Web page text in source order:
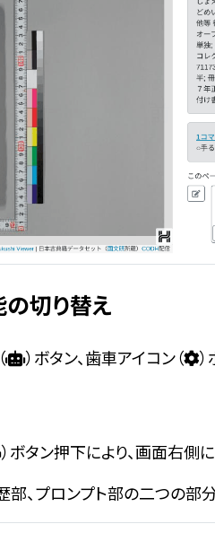
切り替え
）ボタン、歯車アイコン（
）ボタン押下により、画面右側
部、プロンプト部の二つの部